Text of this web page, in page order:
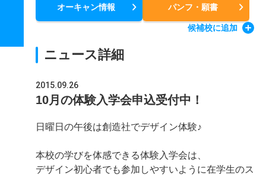
オーキャン情報 パンフ・願書
候補校に追加
ニュース詳細
2015.09.26
10月の体験入学会申込受付中！
日曜日の午後は創造社でデザイン体験♪
本校の学びを体感できる体験入学会は、
デザイン初心者でも参加しやすいように在学生のス